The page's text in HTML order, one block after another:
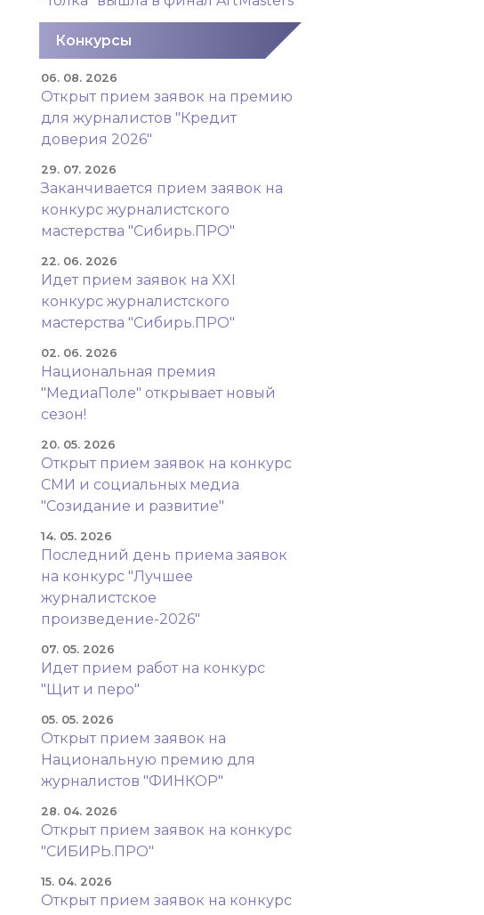
Конкурсы
06. 08. 2026
Открыт прием заявок на премию
для журналистов "Кредит
доверия 2026"
29. 07. 2026
Заканчивается прием заявок на
конкурс журналистского
мастерства "Сибирь.ПРО"
22. 06. 2026
Идет прием заявок на XXI
конкурс журналистского
мастерства "Сибирь.ПРО"
02. 06. 2026
Национальная премия
"МедиаПоле" открывает новый
сезон!
20. 05. 2026
Открыт прием заявок на конкурс
СМИ и социальных медиа
"Созидание и развитие"
14. 05. 2026
Последний день приема заявок
на конкурс "Лучшее
журналистское
произведение-2026"
07. 05. 2026
Идет прием работ на конкурс
"Щит и перо"
05. 05. 2026
Открыт прием заявок на
Национальную премию для
журналистов "ФИНКОР"
28. 04. 2026
Открыт прием заявок на конкурс
"СИБИРЬ.ПРО"
15. 04. 2026
Открыт прием заявок на конкурс